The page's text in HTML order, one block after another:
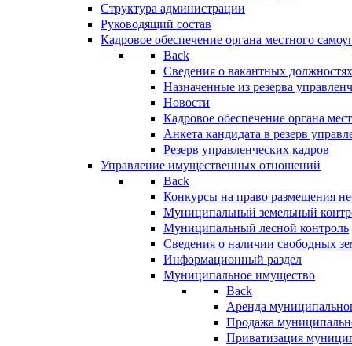
Структура администрации
Руководящий состав
Кадровое обеспечение органа местного
Back
Сведения о вакантных
Назначенные из резерва
Новости
Кадровое обеспечение органа
Анкета кандидата в резерв
Резерв управленческих кадров
Управление имущественных отношений
Back
Конкурсы на право размещения
Муниципальный земельный
Муниципальный лесной контроль
Сведения о наличии свободных
Информационный раздел
Муниципальное имущество
Back
Аренда
Продажа
Приватизация